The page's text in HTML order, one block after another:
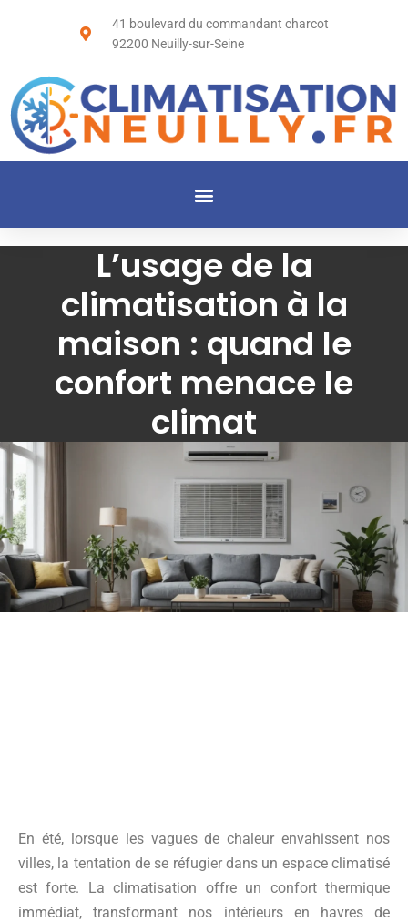
41 boulevard du commandant charcot
92200 Neuilly-sur-Seine
L’usage de la
climatisation à la
maison : quand le
confort menace le
climat
En été, lorsque les vagues de chaleur envahissent nos
villes, la tentation de se réfugier dans un espace climatisé
est forte. La climatisation offre un confort thermique
immédiat, transformant nos intérieurs en havres de